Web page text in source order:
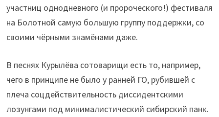
участниц однодневного (и пророческого!) фестиваля
на Болотной самую большую группу поддержки, со
своими чёрными знамёнами даже.
В песнях Курылёва сотоварищи есть то, например,
чего в принципе не было у ранней ГО, рубившей с
плеча соцдействительность диссидентскими
лозунгами под минималистический сибирский панк.